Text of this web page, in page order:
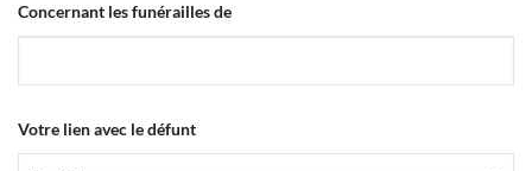
Concernant les funérailles de
Votre lien avec le défunt